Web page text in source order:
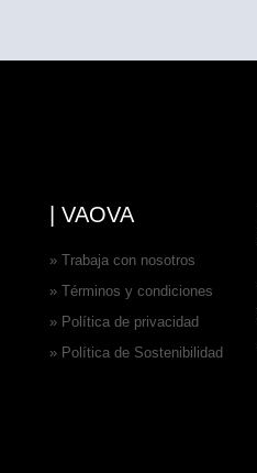
| VAOVA
» Trabaja con nosotros
» Términos y condiciones
» Política de privacidad
» Política de Sostenibilidad